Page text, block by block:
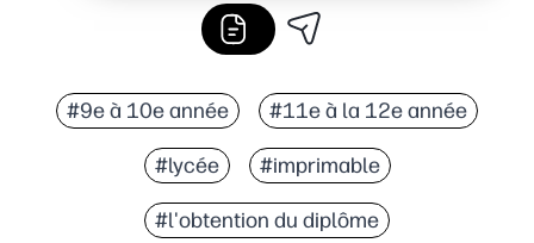
#9e à 10e année #11e à la 12e année
#lycée #imprimable
#l'obtention du diplôme